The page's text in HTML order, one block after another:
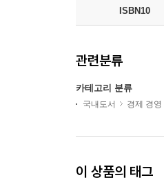
ISBN10
관련분류
카테고리 분류
국내도서 경제 경영
이 상품의 태그